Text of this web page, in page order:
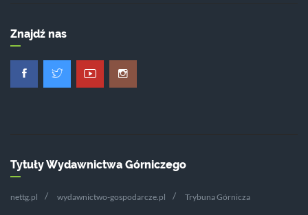
Znajdź nas
Tytuły Wydawnictwa Górniczego
nettg.pl wydawnictwo-gospodarcze.pl Trybuna Górnicza